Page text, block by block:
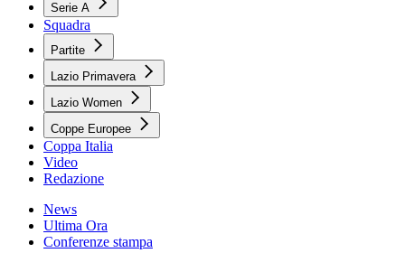
Serie A
Squadra
Partite
Lazio Primavera
Lazio Women
Coppe Europee
Coppa Italia
Video
Redazione
News
Ultima Ora
Conferenze stampa